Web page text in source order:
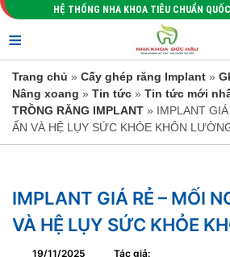
HỆ THỐNG NHA KHOA TIÊU CHUẨN
≡
Trang chủ » Cấy ghép răng Implant »
Nâng xoang » Tin tức » Tin tức mới
TRỒNG RĂNG IMPLANT » IMPLANT
ẨN VÀ HỆ LỤY SỨC KHỎE KHÔN
IMPLANT GIÁ RẺ – MỐI
VÀ HỆ LỤY SỨC KHỎE
19/11/2025
Tác giả: